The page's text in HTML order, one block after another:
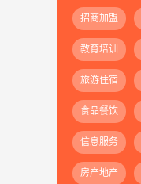
招商加盟
教育培训
旅游住宿
食品餐饮
信息服务
房产地产